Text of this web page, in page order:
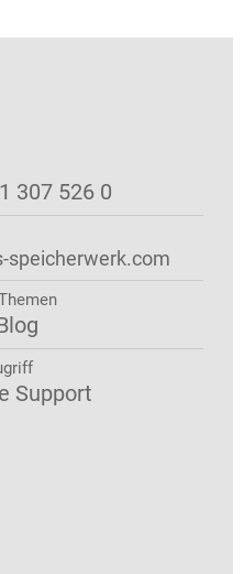
307 526 0
speicherwerk.com
Support